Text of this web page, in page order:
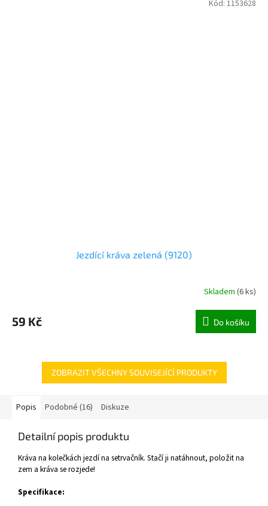
Jezdící kráva zelená (9120)
Skladem (6 ks)
59 Kč Do košíku
Kód: 1153628
ZOBRAZIT VŠECHNY SOUVISEJÍCÍ PRODUKTY
Popis Podobné (16) Diskuze
Detailní popis produktu
Kráva na kolečkách jezdí na setrvačník. Stačí ji natáhnout, položit na
zem a kráva se rozjede!
Specifikace: